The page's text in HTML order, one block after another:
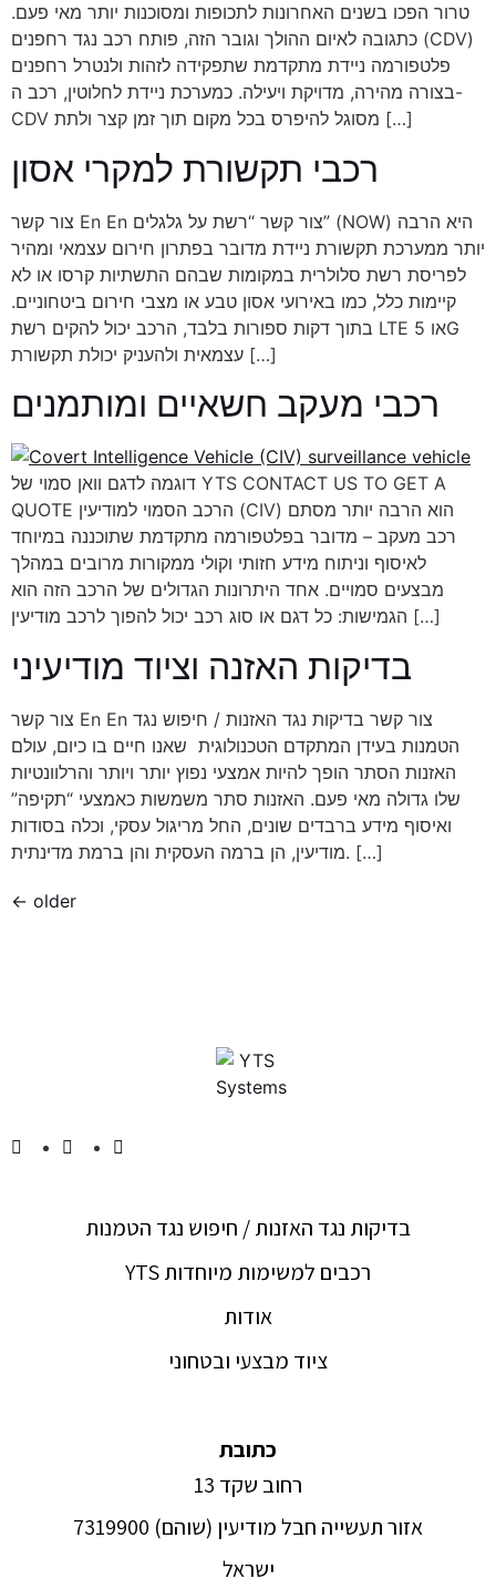
טרור הפכו בשנים האחרונות לתכופות ומסוכנות יותר מאי פעם.
כתגובה לאיום ההולך וגובר הזה, פותח רכב נגד רחפנים (CDV)
פלטפורמה ניידת מתקדמת שתפקידה לזהות ולנטרל רחפנים
בצורה מהירה, מדויקת ויעילה. כמערכת ניידת לחלוטין, רכב ה-
CDV מסוגל להיפרס בכל מקום תוך זמן קצר ולתת […]
רכבי תקשורת למקרי אסון
צור קשר En En צור קשר “רשת על גלגלים” (NOW) היא הרבה
יותר ממערכת תקשורת ניידת מדובר בפתרון חירום עצמאי ומהיר
לפריסת רשת סלולרית במקומות שבהם התשתיות קרסו או לא
קיימות כלל, כמו באירועי אסון טבע או מצבי חירום ביטחוניים.
בתוך דקות ספורות בלבד, הרכב יכול להקים רשת LTE או 5G
עצמאית ולהעניק יכולת תקשורת […]
רכבי מעקב חשאיים ומותמנים
דוגמה לדגם וואן סמוי של YTS CONTACT US TO GET A
QUOTE הרכב הסמוי למודיעין (CIV) הוא הרבה יותר מסתם
רכב מעקב – מדובר בפלטפורמה מתקדמת שתוכננה במיוחד
לאיסוף וניתוח מידע חזותי וקולי ממקורות מרובים במהלך
מבצעים סמויים. אחד היתרונות הגדולים של הרכב הזה הוא
הגמישות: כל דגם או סוג רכב יכול להפוך לרכב מודיעין […]
בדיקות האזנה וציוד מודיעיני
צור קשר En En צור קשר בדיקות נגד האזנות / חיפוש נגד
הטמנות בעידן המתקדם הטכנולוגית שאנו חיים בו כיום, עולם
האזנות הסתר הופך להיות אמצעי נפוץ יותר ויותר והרלוונטיות
שלו גדולה מאי פעם. האזנות סתר משמשות כאמצעי “תקיפה”
ואיסוף מידע ברבדים שונים, החל מריגול עסקי, וכלה בסודות
מודיעין, הן ברמה העסקית והן ברמת מדינתית. […]
← older
בדיקות נגד האזנות / חיפוש נגד הטמנות
YTS רכבים למשימות מיוחדות
אודות
ציוד מבצעי ובטחוני
כתובת
רחוב שקד 13
אזור תעשייה חבל מודיעין (שוהם) 7319900
ישראל